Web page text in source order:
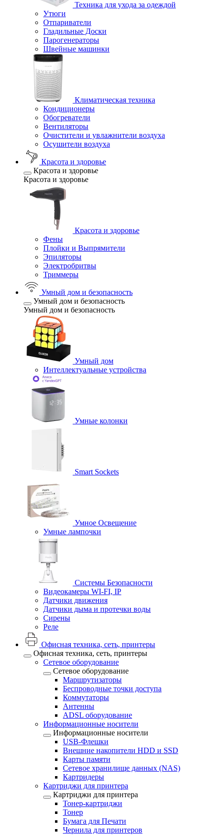
Техника для ухода за одеждой
Утюги
Отпариватели
Гладильные Доски
Парогенераторы
Швейные машинки
Климатическая техника
Кондиционеры
Обогреватели
Вентиляторы
Очистители и увлажнители воздуха
Осушители воздуха
Красота и здоровье
Красота и здоровье
Красота и здоровье
Красота и здоровье
Фены
Плойки и Выпрямители
Эпиляторы
Электробритвы
Триммеры
Умный дом и безопасность
Умный дом и безопасность
Умный дом и безопасность
Умный дом
Интеллектуальные устройства
Умные колонки
Smart Sockets
Умное Освещение
Умные лампочки
Системы Безопасности
Видеокамеры WI-FI, IP
Датчики движения
Датчики дыма и протечки воды
Сирены
Реле
Офисная техника, cеть, принтеры
Офисная техника, cеть, принтеры
Сетевое оборудование
Сетевое оборудование
Маршрутизаторы
Беспроводные точки доступа
Коммутаторы
Антенны
ADSL оборудование
Информационные носители
Информационные носители
USB-Флешки
Внешние накопители HDD и SSD
Карты памяти
Сетевое хранилище данных (NAS)
Картридеры
Картриджи для принтера
Картриджи для принтера
Тонер-картриджи
Тонер
Бумага для Печати
Чернила для принтеров